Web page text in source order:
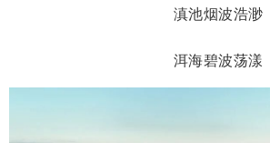
滇池烟波浩渺
洱海碧波荡漾